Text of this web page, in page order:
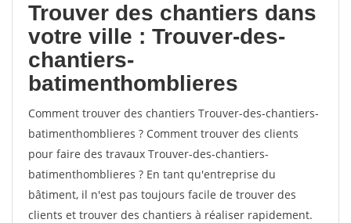
Trouver des chantiers dans
votre ville : Trouver-des-
chantiers-
batimenthomblieres
Comment trouver des chantiers Trouver-des-chantiers-
batimenthomblieres ? Comment trouver des clients
pour faire des travaux Trouver-des-chantiers-
batimenthomblieres ? En tant qu'entreprise du
bâtiment, il n'est pas toujours facile de trouver des
clients et trouver des chantiers à réaliser rapidement.